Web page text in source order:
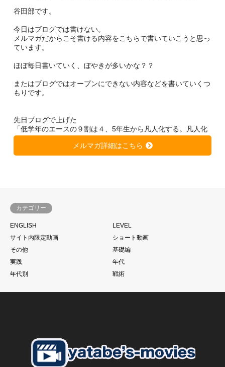
谷田部です。
今日はブログでは書けない。
メルマガだからこそ書ける内容をこちらで書いていこうと思っ
ています。
ほぼ毎日書いていく、ぼやきが多いかな？？
またはブログではオープンにできない内容などを書いていくつ
もりです。
先日ブログで上げた
「低学年のエースの９割は４、5年生から凡人化する。凡人化
しないために、、、」
https://soccer-kateikyousi.com/daihyoublog/archives/7684.htm
l
す。
当たり前と言われるかもしれません。
もちろん個の力
それでものめり込みすぎて、そこをおざなりにする
す。
私がずっと言い続けている
「親御さんの理解」
メルマガ詳細はこちら
カテゴリー
ENGLISH
LEVEL
サイト内限定動画
ショート動画
その他
基礎編
実践
年代
年代別
戦術